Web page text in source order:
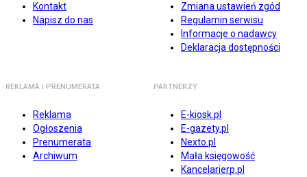
Kontakt
Napisz do nas
Zmiana ustawień zgód
Regulamin serwisu
Informacje o nadawcy
Deklaracja dostępności
REKLAMA I PRENUMERATA
Reklama
Ogłoszenia
Prenumerata
Archiwum
PARTNERZY
E-kiosk.pl
E-gazety.pl
Nexto.pl
Mała księgowość
Kancelarierp.pl